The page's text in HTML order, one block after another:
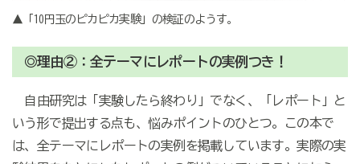
▲「10円玉のピカピカ実験」の検証のようす。
◎理由②：全テーマにレポートの実例つき！
自由研究は「実験したら終わり」でなく、「レポート」と
いう形で提出する点も、悩みポイントのひとつ。この本で
は、全テーマにレポートの実例を掲載しています。実際の実